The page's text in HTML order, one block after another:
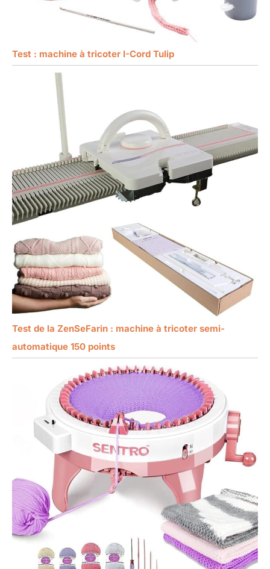
Test : machine à tricoter I-Cord Tulip
Test de la ZenSeFarin : machine à tricoter semi-
automatique 150 points